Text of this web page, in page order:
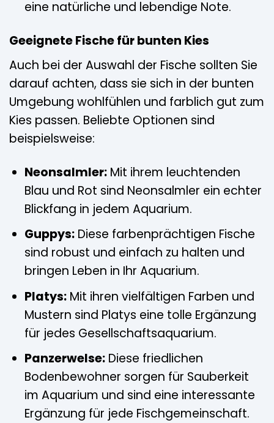
eine natürliche und lebendige Note.
Geeignete Fische für bunten Kies
Auch bei der Auswahl der Fische sollten Sie
darauf achten, dass sie sich in der bunten
Umgebung wohlfühlen und farblich gut zum
Kies passen. Beliebte Optionen sind
beispielsweise:
Neonsalmler:Mit ihrem leuchtenden
Blau und Rot sind Neonsalmler ein echter
Blickfang in jedem Aquarium.
Guppys:Diese farbenprächtigen Fische
sind robust und einfach zu halten und
bringen Leben in Ihr Aquarium.
Platys:Mit ihren vielfältigen Farben und
Mustern sind Platys eine tolle Ergänzung
für jedes Gesellschaftsaquarium.
Panzerwelse:Diese friedlichen
Bodenbewohner sorgen für Sauberkeit
im Aquarium und sind eine interessante
Ergänzung für jede Fischgemeinschaft.